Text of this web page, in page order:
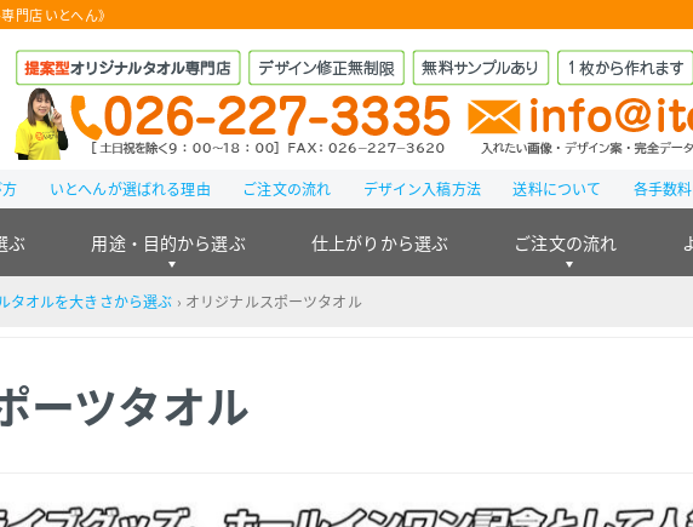
門店 いとへん》
いとへんが選ばれる理由 ご注文の流れ デザイン入稿方法 送料について 各手数
ぶ 用途・目的から選ぶ 仕上がりから選ぶ ご注文の流れ
タオルを大きさから選ぶ › オリジナルスポーツタオル
ーツタオル